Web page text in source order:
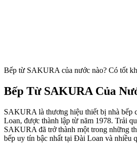
Bếp từ SAKURA của nước nào? Có tốt
Bếp Từ SAKURA Của
SAKURA là thương hiệu thiết bị nhà bếp
Loan, được thành lập từ năm 1978. Trải
SAKURA đã trở thành một trong những
bếp uy tín bậc nhất tại Đài Loan và nhiều